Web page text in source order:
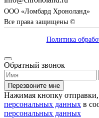
ООО «Ломбард Хроноланд»
Все права защищены ©
Политика
Обратный звонок
Перезвоните мне
Нажимая кнопку
персональных данных в
персональных данных